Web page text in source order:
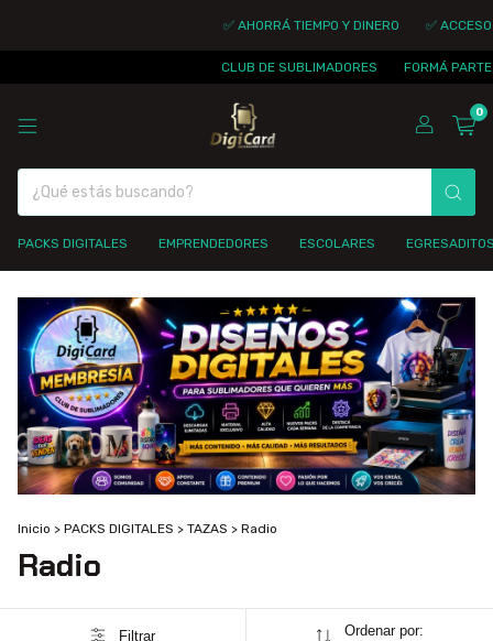
✅ AHORRÁ TIEMPO Y DINERO ✅ ACCESO
CLUB DE SUBLIMADORES FORMÁ PARTE
0
PACKS DIGITALES EMPRENDEDORES ESCOLARES
Inicio > PACKS DIGITALES > TAZAS > Radio
Radio
Filtrar Ordenar por: